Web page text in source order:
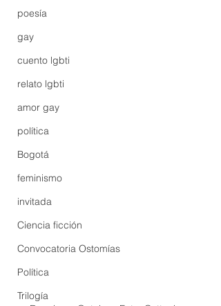
poesía
gay
cuento lgbti
relato lgbti
amor gay
política
Bogotá
feminismo
invitada
Ciencia ficción
Convocatoria Ostomías
Política
Trilogía